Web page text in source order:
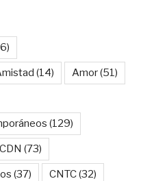
(14) Amor(51)
(129)
CDN (73)
(37) CNTC(32)